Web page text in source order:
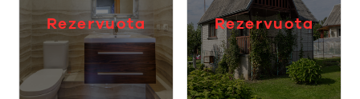
Rezervuota Rezervuota